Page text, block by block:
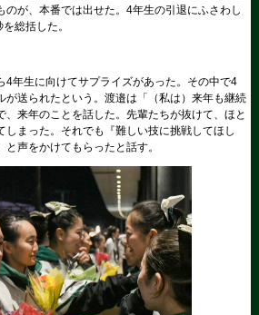
のが、本番では出せた。4年生の引退にふさわし
総括した。
年生に向けてサプライズがあった。その中で4
が送られたという。渡邉は「（私は）来年も継続
、来年のことを話した。先輩たちが抜けて、ほと
しまった。それでも『難しい技に挑戦してほし
声をかけてもらったと話す。